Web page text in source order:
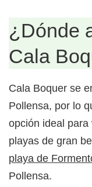
¿Dónde
Cala
Cala Boquer se
Pollensa, por lo
opción ideal
playas de gran
playa de
Pollensa.